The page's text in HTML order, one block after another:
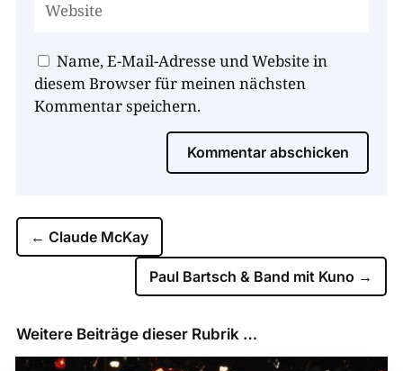
Name, E-Mail-Adresse und Website in
diesem Browser für meinen nächsten
Kommentar speichern.
Kommentar abschicken
← Claude McKay
Paul Bartsch & Band mit Kuno →
Weitere Beiträge dieser Rubrik …